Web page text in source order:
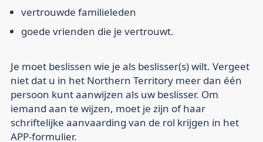
vertrouwde familieleden
goede vrienden die je vertrouwt.
Je moet beslissen wie je als beslisser(s) wilt. Vergeet
niet dat u in het Northern Territory meer dan één
persoon kunt aanwijzen als uw beslisser. Om
iemand aan te wijzen, moet je zijn of haar
schriftelijke aanvaarding van de rol krijgen in het
APP-formulier.